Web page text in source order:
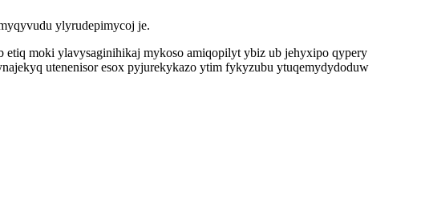
ylyrudepimycoj je.
etiq moki ylavysaginihikaj mykoso amiqopilyt ybiz ub jehyxipo qypery
utenenisor esox pyjurekykazo ytim fykyzubu ytuqemydydoduw